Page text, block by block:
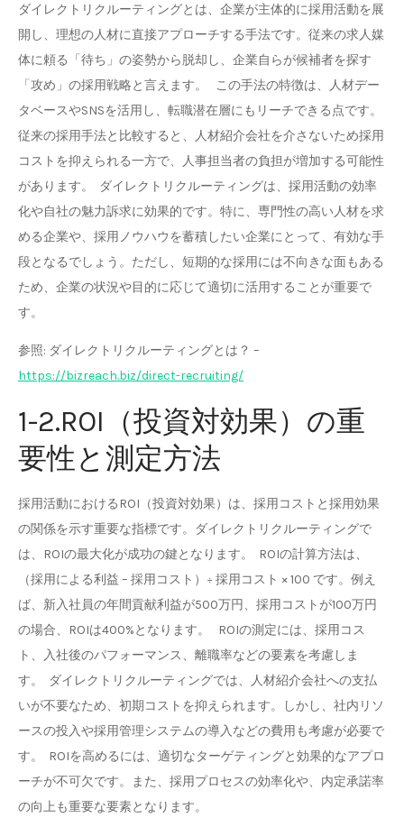
ダイレクトリクルーティングとは、企業が主体的に採用活動を展
開し、理想の人材に直接アプローチする手法です。従来の求人媒
体に頼る「待ち」の姿勢から脱却し、企業自らが候補者を探す
「攻め」の採用戦略と言えます。 この手法の特徴は、人材デー
タベースやSNSを活用し、転職潜在層にもリーチできる点です。
従来の採用手法と比較すると、人材紹介会社を介さないため採用
コストを抑えられる一方で、人事担当者の負担が増加する可能性
があります。 ダイレクトリクルーティングは、採用活動の効率
化や自社の魅力訴求に効果的です。特に、専門性の高い人材を求
める企業や、採用ノウハウを蓄積したい企業にとって、有効な手
段となるでしょう。ただし、短期的な採用には不向きな面もある
ため、企業の状況や目的に応じて適切に活用することが重要で
す。
参照: ダイレクトリクルーティングとは？ –
https://bizreach.biz/direct-recruiting/
1-2.ROI（投資対効果）の重
要性と測定方法
採用活動におけるROI（投資対効果）は、採用コストと採用効果
の関係を示す重要な指標です。ダイレクトリクルーティングで
は、ROIの最大化が成功の鍵となります。 ROIの計算方法は、
（採用による利益 – 採用コスト）÷ 採用コスト × 100 です。例え
ば、新入社員の年間貢献利益が500万円、採用コストが100万円
の場合、ROIは400%となります。 ROIの測定には、採用コス
ト、入社後のパフォーマンス、離職率などの要素を考慮しま
す。 ダイレクトリクルーティングでは、人材紹介会社への支払
いが不要なため、初期コストを抑えられます。しかし、社内リソ
ースの投入や採用管理システムの導入などの費用も考慮が必要で
す。 ROIを高めるには、適切なターゲティングと効果的なアプロ
ーチが不可欠です。また、採用プロセスの効率化や、内定承諾率
の向上も重要な要素となります。